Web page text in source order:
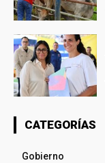
CATEGORÍAS
Gobierno